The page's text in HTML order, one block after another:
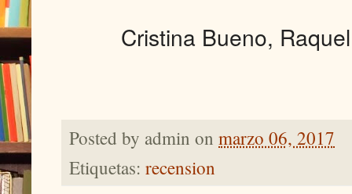
Cristina Bueno,
Posted by admin on marzo 06, 2017
Etiquetas: recension